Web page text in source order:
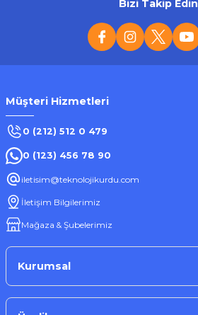
Bizi Takip Edin
Müşteri Hizmetleri
0 (212) 512 0 479
0 (123) 456 78 90
iletisim@teknolojikurdu.com
İletişim Bilgilerimiz
Mağaza & Şubelerimiz
Kurumsal